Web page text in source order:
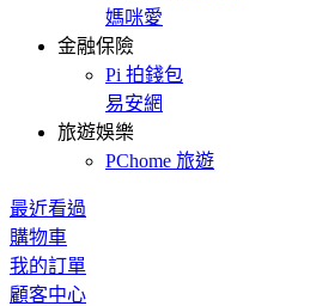
媽咪愛
金融保險
Pi 拍錢包
易安網
旅遊娛樂
PChome 旅遊
最近看過
購物車
我的訂單
顧客中心